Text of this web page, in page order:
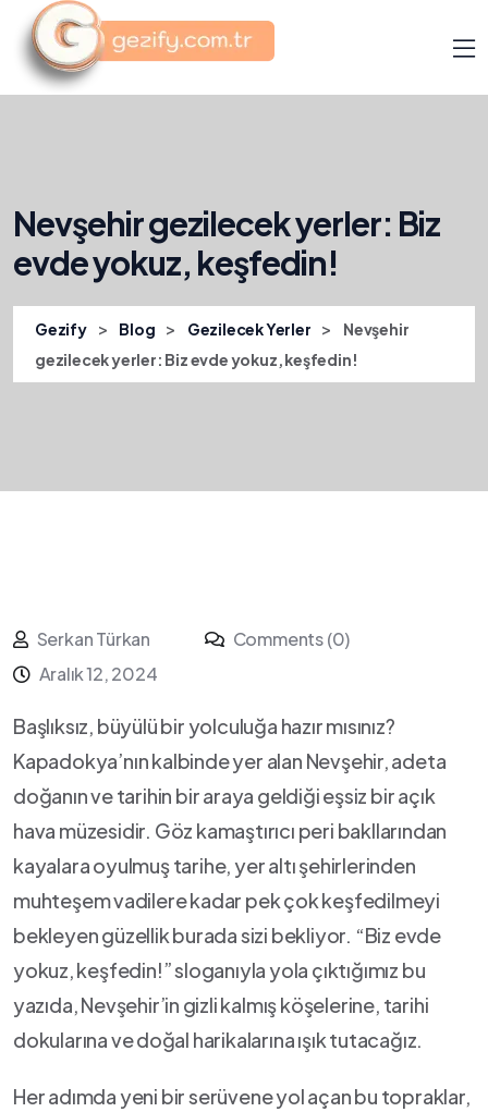
Nevşehir gezilecek yerler: Biz
evde yokuz, keşfedin!
Gezify > Blog > Gezilecek Yerler >
Nevşehir
gezilecek yerler: Biz evde yokuz, keşfedin!
Serkan Türkan
Comments (0)
Aralık 12, 2024
Başlıksız, büyülü bir yolculuğa hazır⁤ mısınız?
Kapadokya’nın ​kalbinde yer alan Nevşehir,⁣ adeta
doğanın ve⁤ tarihin bir‍ araya geldiği ⁣eşsiz bir açık
‍hava müzesidir. Göz kamaştırıcı peri bakllarından
kayalara ​oyulmuş tarihe, yer altı şehirlerinden‍
muhteşem⁤ vadilere kadar pek çok keşfedilmeyi
bekleyen güzellik⁣ burada sizi‍ bekliyor. “Biz evde
yokuz,⁤ keşfedin!” sloganıyla yola çıktığımız‍ bu
⁢yazıda,‍ Nevşehir’in ⁤gizli kalmış köşelerine, tarihi
dokularına ve ⁤doğal‌ harikalarına ışık tutacağız.
Her adımda yeni bir serüvene yol açan bu⁣ topraklar,